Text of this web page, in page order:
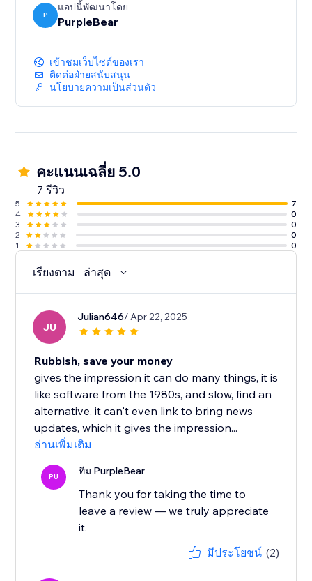
P
แอปนี้พัฒนาโดย
PurpleBear
เข้าชมเว็บไซต์ของเรา
ติดต่อฝ่ายสนับสนุน
นโยบายความเป็นส่วนตัว
คะแนนเฉลี่ย 5.0
7 รีวิว
5
7
4
0
3
0
2
0
1
0
เรียงตาม ล่าสุด
JU
Julian646/ Apr 22, 2025
Rubbish, save your money
gives the impression it can do many things, it is
like software from the 1980s, and slow, find an
alternative, it can't even link to bring news
updates, which it gives the impression...
อ่านเพิ่มเติม
PU ทีม PurpleBear
Thank you for taking the time to
leave a review — we truly appreciate
it.
มีประโยชน์ (2)